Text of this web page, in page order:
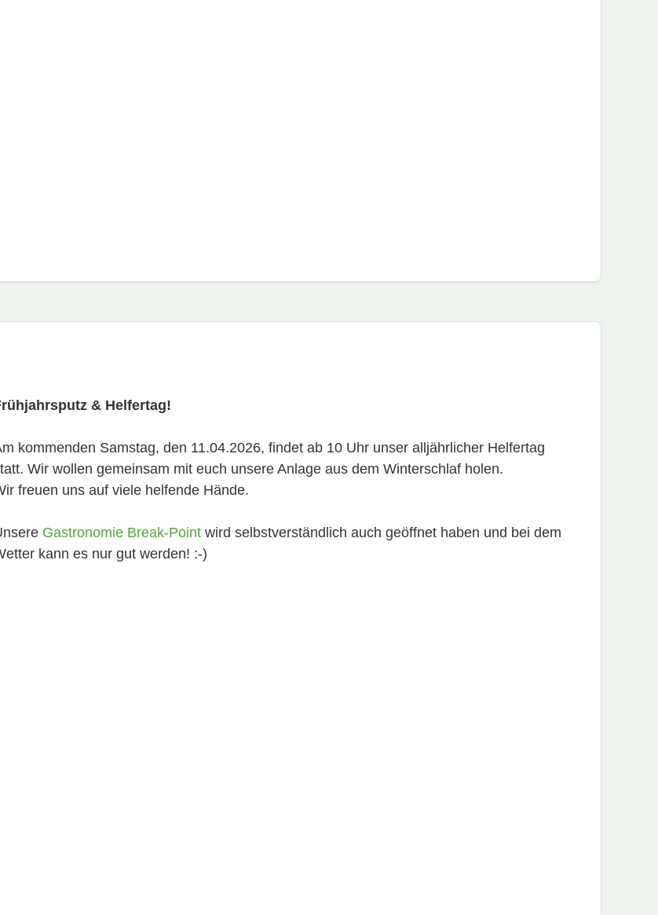
& Helfertag!
kommenden Samstag, den 11.04.2026, findet ab 10 Uhr unser alljährlicher Helfertag
Wir wollen gemeinsam mit euch unsere Anlage aus dem Winterschlaf holen.
freuen uns auf viele helfende Hände.
Gastronomie Break-Point wird selbstverständlich auch geöffnet haben und bei dem
kann es nur gut werden! :-)